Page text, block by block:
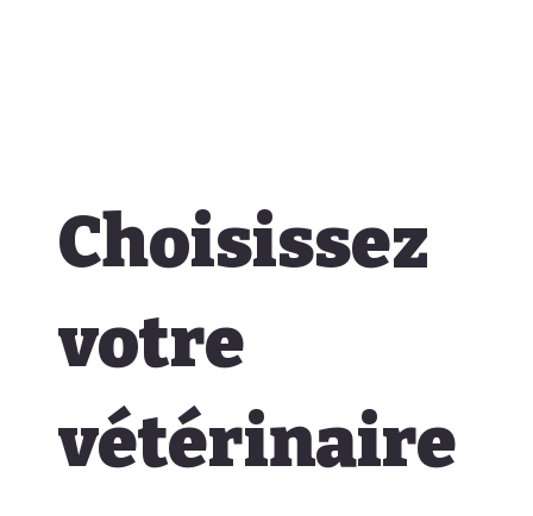
Choisissez
votre
vétérinaire